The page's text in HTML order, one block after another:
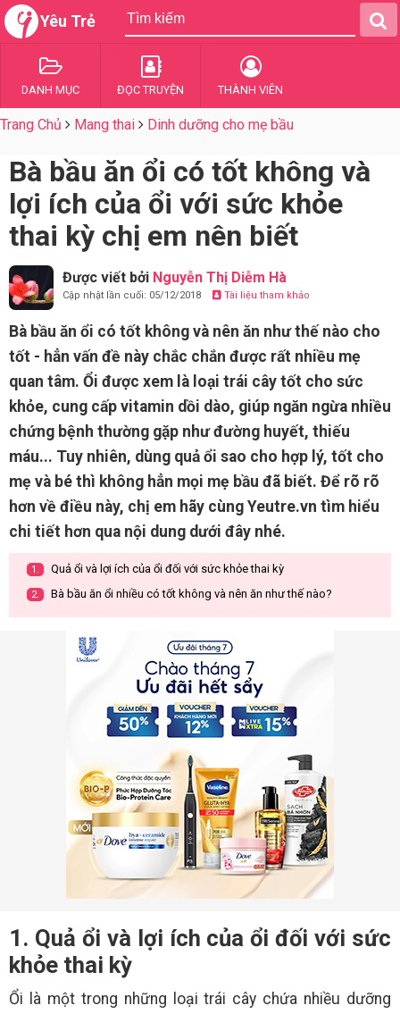
Yêu Trẻ
DANH MỤC ĐỌC TRUYỆN THÀNH VIÊN
Trang Chủ Mang thai Dinh dưỡng cho mẹ bầu
Bà bầu ăn ổi có tốt không và
lợi ích của ổi với sức khỏe
thai kỳ chị em nên biết
Được viết bởi Nguyễn Thị Diễm Hà
Cập nhật lần cuối: 05/12/2018 Tài liệu tham khảo
Bà bầu ăn ổi có tốt không và nên ăn như thế nào cho
tốt - hẳn vấn đề này chắc chắn được rất nhiều mẹ
quan tâm. Ổi được xem là loại trái cây tốt cho sức
khỏe, cung cấp vitamin dồi dào, giúp ngăn ngừa nhiều
chứng bệnh thường gặp như đường huyết, thiếu
máu... Tuy nhiên, dùng quả ổi sao cho hợp lý, tốt cho
mẹ và bé thì không hẳn mọi mẹ bầu đã biết. Để rõ rõ
hơn về điều này, chị em hãy cùng Yeutre.vn tìm hiểu
chi tiết hơn qua nội dung dưới đây nhé.
1. Quả ổi và lợi ích của ổi đối với sức khỏe thai kỳ
2. Bà bầu ăn ổi nhiều có tốt không và nên ăn như thế nào?
1. Quả ổi và lợi ích của ổi đối với sức
khỏe thai kỳ
Ổi là một trong những loại trái cây chứa nhiều dưỡng